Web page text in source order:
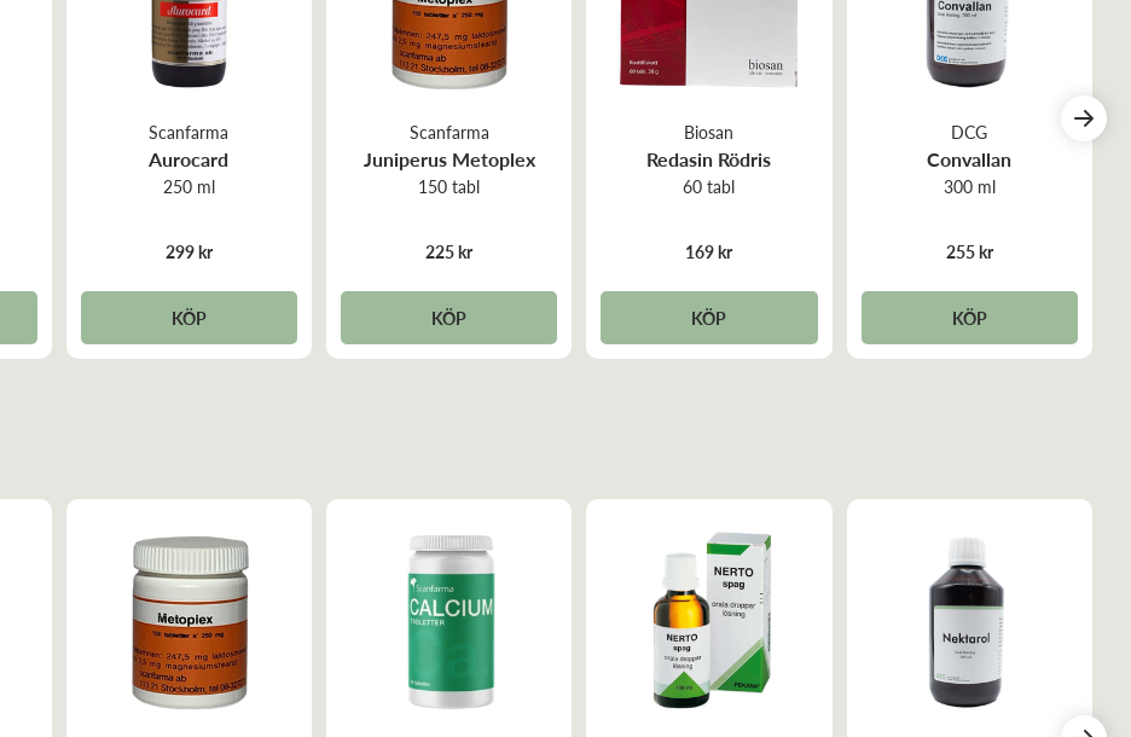
Scanfarma
Aurocard
250 ml
299 kr
KÖP
Scanfarma
Juniperus Metoplex
150 tabl
225 kr
KÖP
Biosan
Redasin Rödris
60 tabl
169 kr
KÖP
DCG
Convallan
300 ml
255 kr
KÖP